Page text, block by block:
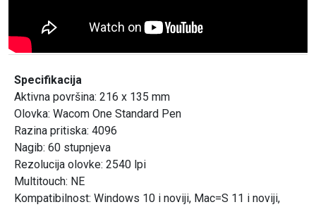
Specifikacija
Aktivna površina: 216 x 135 mm
Olovka: Wacom One Standard Pen
Razina pritiska: 4096
Nagib: 60 stupnjeva
Rezolucija olovke: 2540 lpi
Multitouch: NE
Kompatibilnost: Windows 10 i noviji, Mac=S 11 i noviji,